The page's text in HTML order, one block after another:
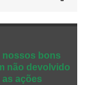
nossos bons
não devolvido
ações